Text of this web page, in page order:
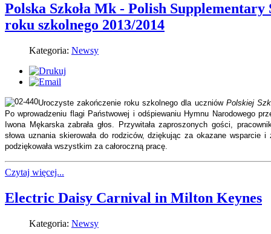
Polska Szkoła Mk - Polish
roku szkolnego 2013/2014
Kategoria: Newsy
Uroczyste zakończenie roku szkolnego dla uczniów Polskiej
Po wprowadzeniu flagi Państwowej i odśpiewaniu Hymnu Narodowego
Iwona Mękarska zabrała głos. Przywitała zaproszonych gości,
słowa uznania skierowała do rodziców, dziękując za okazane wsparcie
podziękowała wszystkim za całoroczną pracę.
Czytaj więcej...
Electric Daisy Carnival in Milton Keynes
Kategoria: Newsy